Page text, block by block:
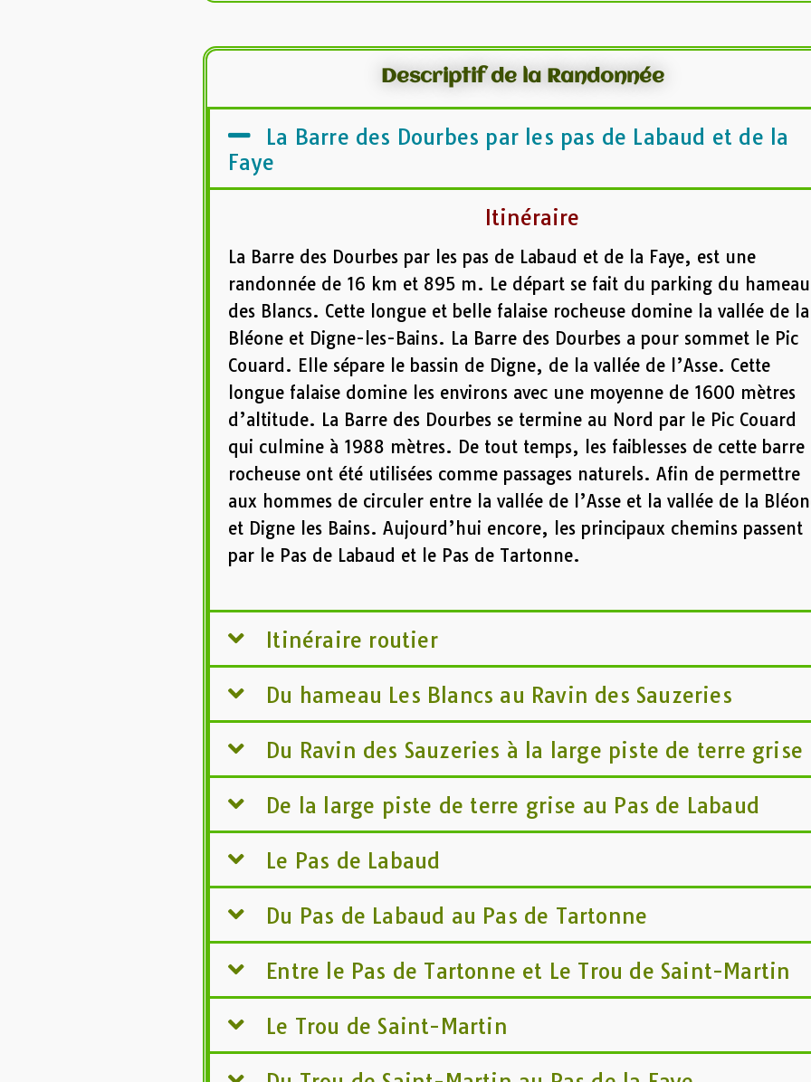
Descriptif de la Randonnée
La Barre des Dourbes par les pas de Labaud et de la
Faye
Itinéraire
La Barre des Dourbes par les pas de Labaud et de la Faye, est une
randonnée de 16 km et 895 m. Le départ se fait du parking du hameau
des Blancs. Cette longue et belle falaise rocheuse domine la vallée de la
Bléone et Digne-les-Bains. La Barre des Dourbes a pour sommet le Pic
Couard. Elle sépare le bassin de Digne, de la vallée de l’Asse. Cette
longue falaise domine les environs avec une moyenne de 1600 mètres
d’altitude. La Barre des Dourbes se termine au Nord par le Pic Couard
qui culmine à 1988 mètres. De tout temps, les faiblesses de cette barre
rocheuse ont été utilisées comme passages naturels. Afin de permettre
aux hommes de circuler entre la vallée de l’Asse et la vallée de la
et Digne les Bains. Aujourd’hui encore, les principaux chemins passent
par le Pas de Labaud et le Pas de Tartonne.
Itinéraire routier
Du hameau Les Blancs au Ravin des Sauzeries
Du Ravin des Sauzeries à la large piste de terre grise
De la large piste de terre grise au Pas de Labaud
Le Pas de Labaud
Du Pas de Labaud au Pas de Tartonne
Entre le Pas de Tartonne et Le Trou de Saint-Martin
Le Trou de Saint-Martin